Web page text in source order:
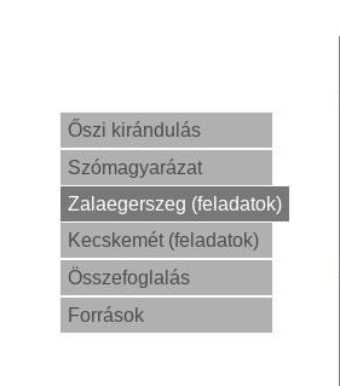
Őszi kirándulás
Szómagyarázat
Zalaegerszeg (feladatok)
Kecskemét (feladatok)
Összefoglalás
Források